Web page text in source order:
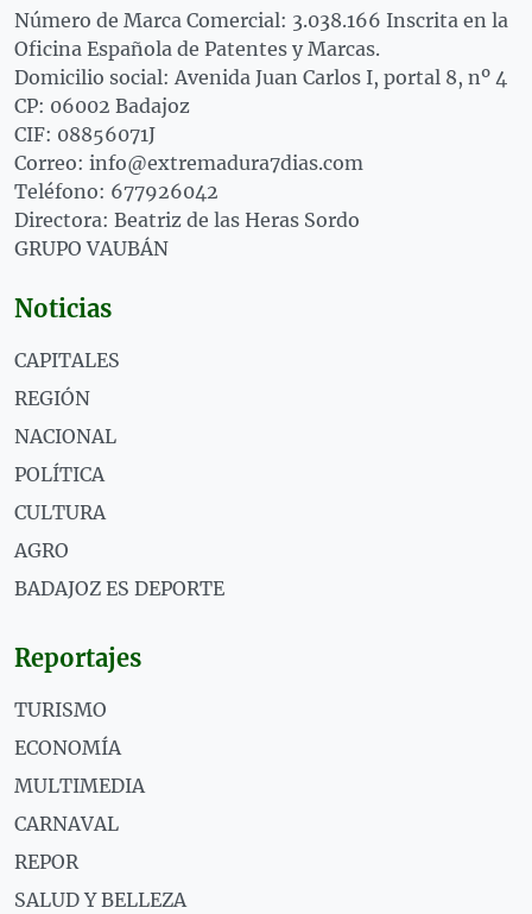
Número de Marca Comercial: 3.038.166 Inscrita en la
Oficina Española de Patentes y Marcas.
Domicilio social: Avenida Juan Carlos I, portal 8, nº 4
CP: 06002 Badajoz
CIF: 08856071J
Correo: info@extremadura7dias.com
Teléfono: 677926042
Directora: Beatriz de las Heras Sordo
GRUPO VAUBÁN
Noticias
CAPITALES
REGIÓN
NACIONAL
POLÍTICA
CULTURA
AGRO
BADAJOZ ES DEPORTE
Reportajes
TURISMO
ECONOMÍA
MULTIMEDIA
CARNAVAL
REPOR
SALUD Y BELLEZA